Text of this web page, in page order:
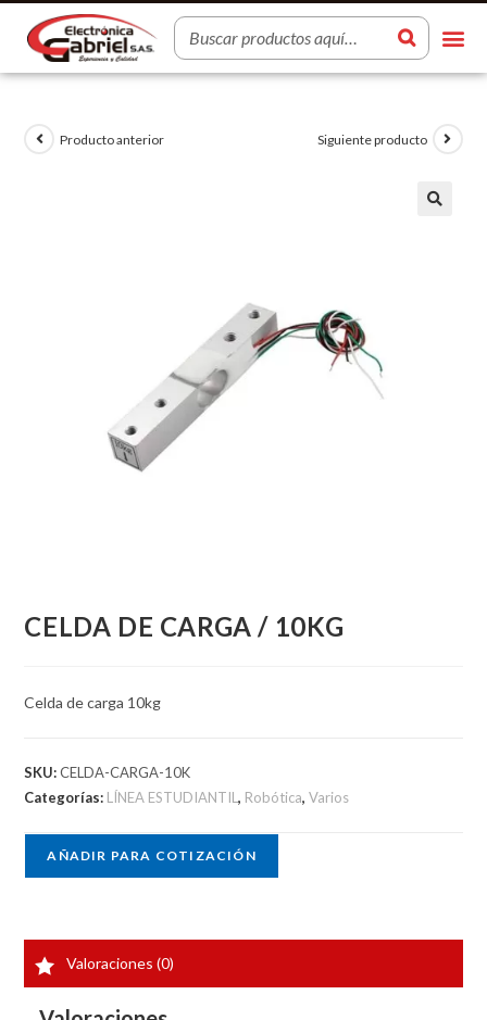
Producto anterior Siguiente producto
CELDA DE CARGA / 10KG
Celda de carga 10kg
SKU:CELDA-CARGA-10K
Categorías: LÍNEA ESTUDIANTIL, Robótica,Varios
AÑADIR PARA COTIZACIÓN
Valoraciones (0)